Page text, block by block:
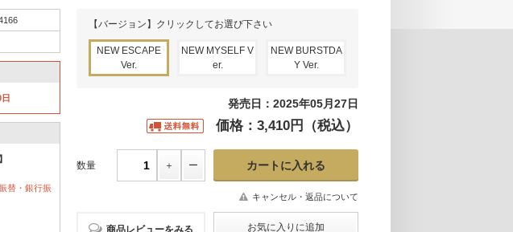
替・銀行振
【バージョン】クリックしてお選び下さい
NEW ESCAPE
Ver.
NEW MYSELF V
er.
NEW BURSTDA
Y Ver.
発売日：2025年05月27日
価格：3,410円（税込）
数量
キャンセル・返品について
商品レビューをみる